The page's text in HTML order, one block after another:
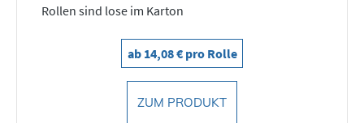
Rollen sind lose im Karton
ab 14,08 € pro Rolle
ZUM PRODUKT